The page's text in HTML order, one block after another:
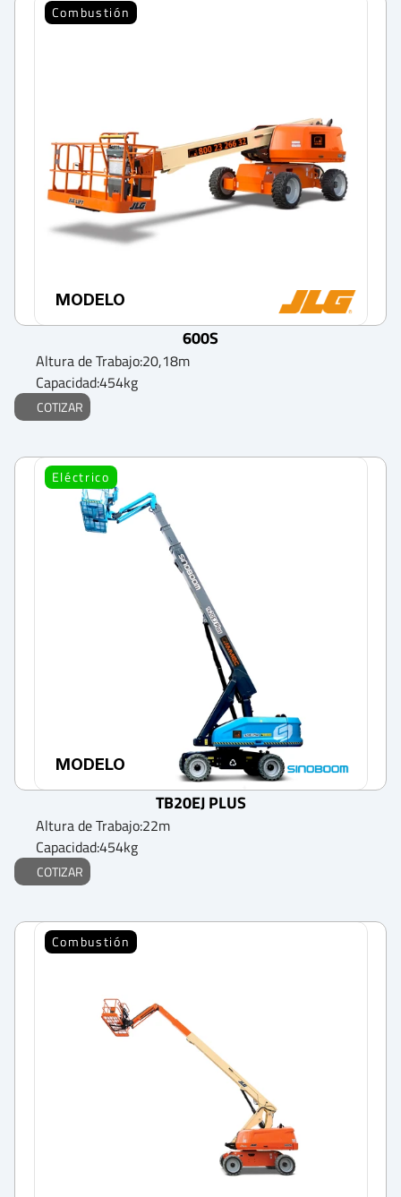
Combustión
MODELO
600S
Altura de Trabajo:20,18m
Capacidad:454kg
COTIZAR
Eléctrico
MODELO
TB20EJ PLUS
Altura de Trabajo:22m
Capacidad:454kg
COTIZAR
Combustión